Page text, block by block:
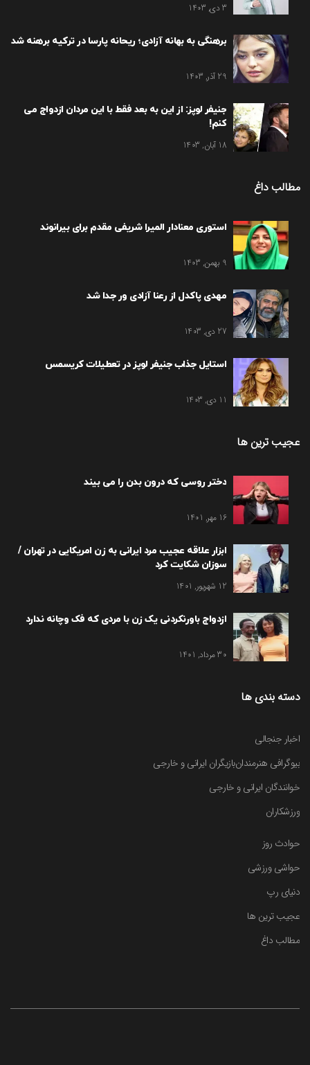
3 دی, 1403
برهنگی به بهانه آزادی؛ ریحانه پارسا در ترکیه برهنه شد
29 آذر, 1403
جنیفر لوپز: از این به بعد فقط با این مردان ازدواج می
کنم!
18 آبان, 1403
مطالب داغ
استوری معنادار المیرا شریفی مقدم برای بیرانوند
9 بهمن, 1403
مهدی پاکدل از رعنا آزادی ور جدا شد
27 دی, 1403
استایل جذاب جنیفر لوپز در تعطیلات کریسمس
11 دی, 1403
عجیب ترین ها
دختر روسی که درون بدن را می بیند
16 مهر, 1401
ابزار علاقه عجیب مرد ایرانی به زن امریکایی در تهران /
سوزان شکایت کرد
12 شهریور, 1401
ازدواج باورنکردنی یک زن با مردی که فک وچانه ندارد
30 مرداد, 1401
دسته بندی ها
اخبار جنجالی
بیوگرافی هنرمندانبازیگران ایرانی و خارجی
خوانندگان ایرانی و خارجی
ورزشکاران
حوادث روز
حواشی ورزشی
دنیای رپ
عجیب ترین ها
مطالب داغ